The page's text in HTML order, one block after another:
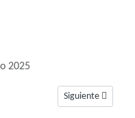
2025
Artículo
Siguiente